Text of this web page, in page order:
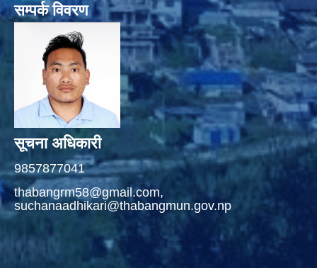
सम्पर्क विवरण
सूचना अधिकारी
9857877041
thabangrm58@gmail.com,
suchanaadhikari@thabangmun.gov.np